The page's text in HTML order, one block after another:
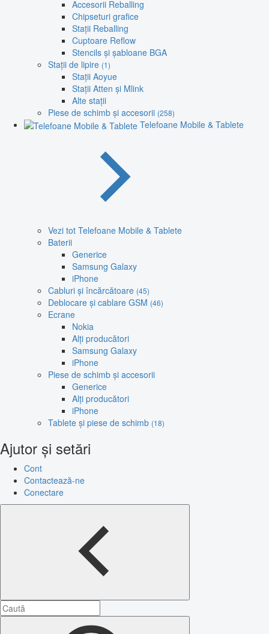
Accesorii Reballing
Chipseturi grafice
Stații Reballing
Cuptoare Reflow
Stencils și șabloane BGA
Stații de lipire (1)
Stații Aoyue
Stații Atten și Mlink
Alte stații
Piese de schimb și accesorii (258)
Telefoane Mobile & Tablete
Vezi tot Telefoane Mobile & Tablete
Baterii
Generice
Samsung Galaxy
iPhone
Cabluri și încărcătoare (45)
Deblocare și cablare GSM (46)
Ecrane
Nokia
Alți producători
Samsung Galaxy
iPhone
Piese de schimb și accesorii
Generice
Alți producători
iPhone
Tablete și piese de schimb (18)
Ajutor și setări
Cont
Contactează-ne
Conectare